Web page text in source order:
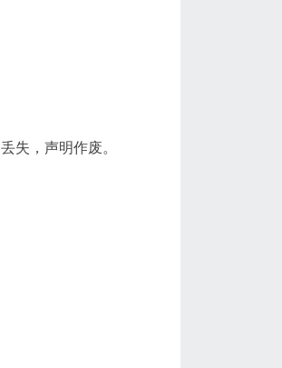
失，声明作废。